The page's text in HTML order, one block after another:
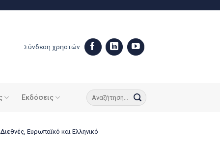
Σύνδεση χρηστών
Εκδόσεις
Ευρωπαϊκό και Ελληνικό